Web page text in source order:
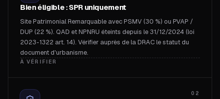
Bien éligible : SPR uniquement
Site Patrimonial Remarquable avec PSMV (30 %) ou PVAP /
DUP (22 %). QAD et NPNRU éteints depuis le 31/12/2024 (loi
2023-1322 art. 14). Vérifier auprès de la DRAC le statut du
document d'urbanisme.
À VÉRIFIER
02